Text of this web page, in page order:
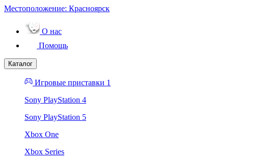
Местоположение: Красноярск
О нас
Помощь
Каталог
Игровые приставки 1
Sony PlayStation 4
Sony PlayStation 5
Xbox One
Xbox Series